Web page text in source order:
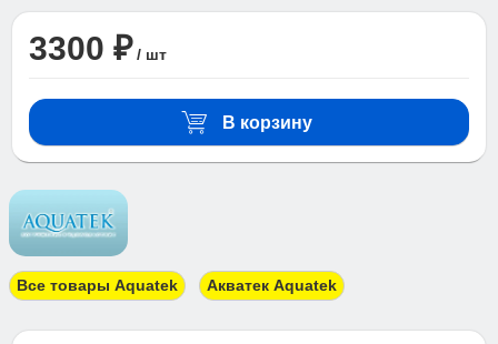
3300 ₽ / шт
В корзину
Все товары Aquatek Акватек Aquatek